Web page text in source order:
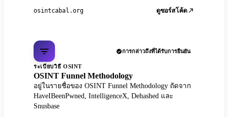
osintcabal.org ดูซอร์สโค้ด
การกล่าวถึงที่ได้รับการยืนยัน
ระเบียบวิธี OSINT
OSINT Funnel Methodology
อยู่ในรายชื่อของ OSINT Funnel Methodology ถัดจาก
HaveIBeenPwned, IntelligenceX, Dehashed และ
Snusbase